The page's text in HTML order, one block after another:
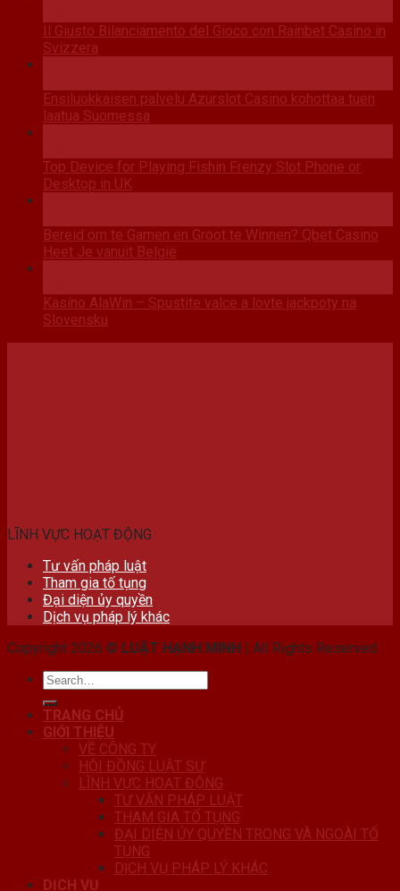
Il Giusto Bilanciamento del Gioco con Rainbet Casino in
Svizzera
Ensiluokkaisen palvelu Azurslot Casino kohottaa tuen
laatua Suomessa
Top Device for Playing Fishin Frenzy Slot Phone or
Desktop in UK
Bereid om te Gamen en Groot te Winnen? Qbet Casino
Heet Je vanuit België
Kasíno AlaWin – Spustite valce a lovte jackpoty na
Slovensku
LĨNH VỰC HOẠT ĐỘNG
Tư vấn pháp luật
Tham gia tố tụng
Đại diện ủy quyền
Dịch vụ pháp lý khác
Copyright 2026 © LUẬT HẠNH MINH | All Rights Reserved
TRANG CHỦ
GIỚI THIỆU
VỀ CÔNG TY
HỘI ĐỒNG LUẬT SƯ
LĨNH VỰC HOẠT ĐỘNG
TƯ VẤN PHÁP LUẬT
THAM GIA TỐ TỤNG
ĐẠI DIỆN ỦY QUYỀN TRONG VÀ NGOÀI TỐ
TỤNG
DỊCH VỤ PHÁP LÝ KHÁC
DỊCH VỤ